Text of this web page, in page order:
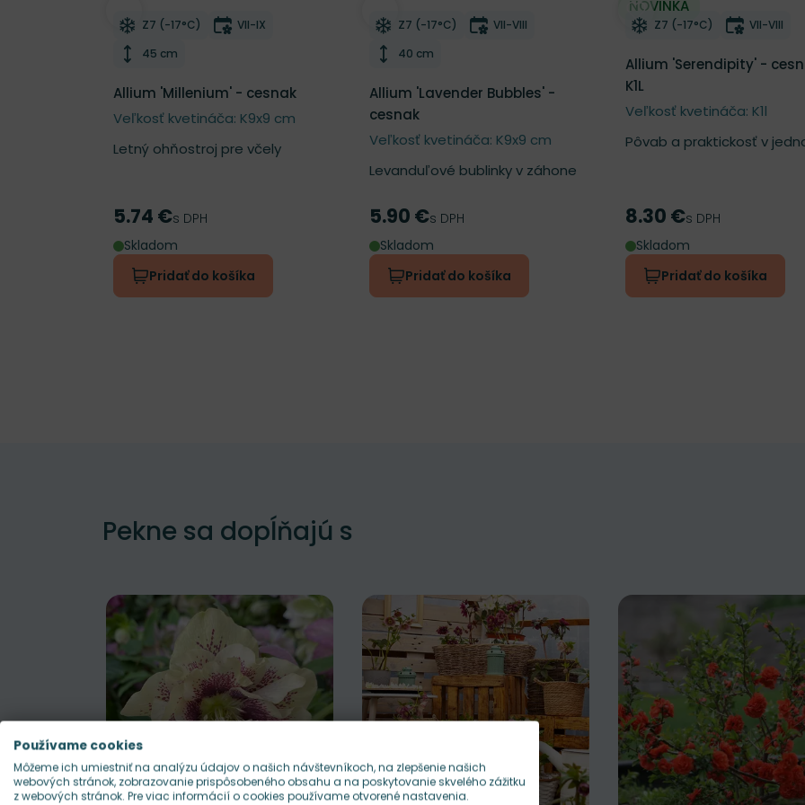
Odober do zoznamu želaní
Mrazuvzdornosť
Z7 (-17°C) Doba kvitnutia
VII-IX
Výška rastliny
45 cm
Allium 'Millenium' - cesnak
Veľkosť kvetináča: K9x9 cm
Letný ohňostroj pre včely
Cena
5.74 €s DPH
Skladom
Pridať do košíka
Odober do zoznamu želaní
Mrazuvzdornosť
Z7 (-17°C) Doba kvitnutia
VII-VIII
Výška rastliny
40 cm
Allium 'Lavender Bubbles' -
cesnak
Veľkosť kvetináča: K9x9 cm
Levanduľové bublinky v záhone
Cena
5.90 €s DPH
Skladom
Pridať do košíka
NOVINKA
Odober do zoznamu želaní
Mrazuvzdornosť
Z7 (-17°C) Doba
VII-VIII
Allium 'Serendipity' -
K1L
Veľkosť kvetináča: K1l
Pôvab a praktickosť v
Cena
8.30 €s DPH
Skladom
Pridať do košíka
Pekne sa dopĺňajú s
Používame cookies
Môžeme ich umiestniť na analýzu údajov o našich návštevníkoch, na zlepšenie našich
webových stránok, zobrazovanie prispôsobeného obsahu a na poskytovanie skvelého zážitku
z webových stránok. Pre viac informácií o cookies používame otvorené nastavenia.